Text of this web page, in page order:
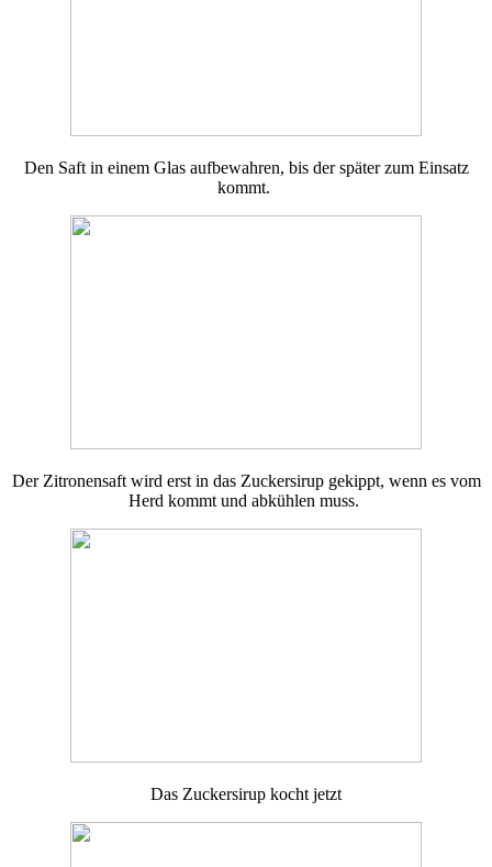
Den Saft in einem Glas aufbewahren, bis der später zum Einsatz
kommt.
Der Zitronensaft wird erst in das Zuckersirup gekippt, wenn es vom
Herd kommt und abkühlen muss.
Das Zuckersirup kocht jetzt